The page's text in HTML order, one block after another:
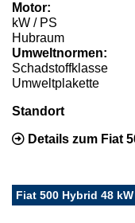
Motor:
kW / PS
Hubraum
Umweltnormen:
Schadstoffklasse
Umweltplakette
Standort
Details zum Fiat
Fiat 500 Hybrid 48